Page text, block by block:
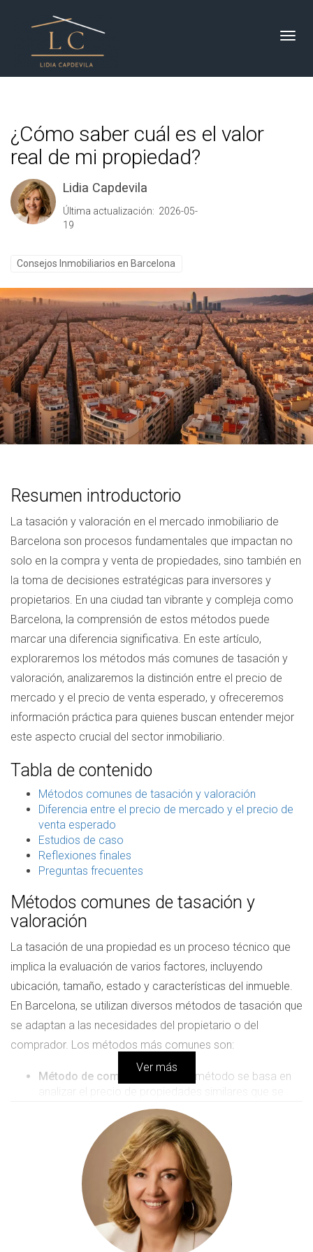
¿Cómo saber cuál es el valor
real de mi propiedad?
Lidia Capdevila
Última actualización: 2026-05-
19
Consejos Inmobiliarios en Barcelona
Resumen introductorio
La tasación y valoración en el mercado inmobiliario de
Barcelona son procesos fundamentales que impactan no
solo en la compra y venta de propiedades, sino también en
la toma de decisiones estratégicas para inversores y
propietarios. En una ciudad tan vibrante y compleja como
Barcelona, la comprensión de estos métodos puede
marcar una diferencia significativa. En este artículo,
exploraremos los métodos más comunes de tasación y
valoración, analizaremos la distinción entre el precio de
mercado y el precio de venta esperado, y ofreceremos
información práctica para quienes buscan entender mejor
este aspecto crucial del sector inmobiliario.
Tabla de contenido
Métodos comunes de tasación y valoración
Diferencia entre el precio de mercado y el precio de
venta esperado
Estudios de caso
Reflexiones finales
Preguntas frecuentes
Métodos comunes de tasación y
valoración
La tasación de una propiedad es un proceso técnico que
implica la evaluación de varios factores, incluyendo
ubicación, tamaño, estado y características del inmueble.
En Barcelona, se utilizan diversos métodos de tasación que
se adaptan a las necesidades del propietario o del
comprador. Los métodos más comunes son:
Método de comparación:
Este método se basa en
analizar el precio de propiedades similares que se
han vendido recientemente en la misma zona. Al
comparar características como la superficie, el
número de habitaciones y la ubicación, se puede
estimar el valor de la propiedad en cuestión.
Método del coste:Consiste en calcular el costo de
reconstruir la propiedad, teniendo en cuenta el precio
del terreno y los costos de construcción. Este
método es particularmente útil para propiedades
nuevas o en construcción.
Método de ingresos:Utilizado principalmente para
Ver más